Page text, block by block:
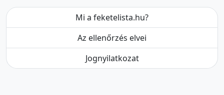
Mi a feketelista.hu?
Az ellenőrzés elvei
Jognyilatkozat